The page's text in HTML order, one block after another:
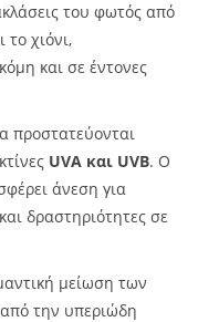
του φωτός από
χιόνι,
και σε έντονες
προστατεύονται
UVA και UVB. Ο
άνεση για
δραστηριότητες σε
μείωση των
την υπεριώδη